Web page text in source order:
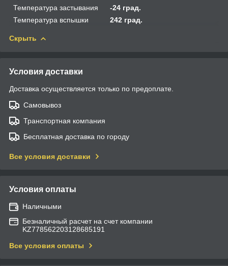
Температура застывания
-24 град.
Температура вспышки
242 град.
Скрыть
Условия доставки
Доставка осуществляется только по предоплате.
Самовывоз
Транспортная компания
Бесплатная доставка по городу
Все условия доставки
Условия оплаты
Наличными
Безналичный расчет на счет компании
KZ778562203128685191
Все условия оплаты